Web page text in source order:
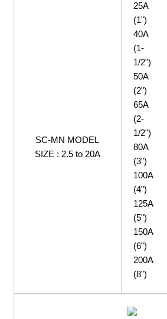
SC-MN MODEL
SIZE : 2.5 to 20A
25A
(1")
40A
(1-
1/2")
50A
(2")
65A
(2-
1/2")
80A
(3")
100A
(4")
125A
(5")
150A
(6")
200A
(8")